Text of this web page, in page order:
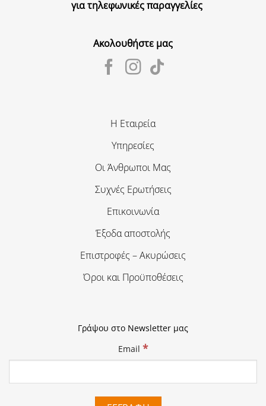
για τηλεφωνικές παραγγελίες
Ακολουθήστε μας
Η Εταιρεία
Υπηρεσίες
Οι Άνθρωποι Μας
Συχνές Ερωτήσεις
Επικοινωνία
Έξοδα αποστολής
Επιστροφές – Ακυρώσεις
Όροι και Προϋποθέσεις
Γράψου στο Newsletter μας
Email *